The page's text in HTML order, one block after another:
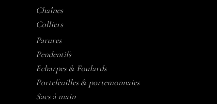
Chaînes
Colliers
Parures
Pendentifs
Echarpes & Foulards
Portefeuilles & portemonnaies
Sacs à main